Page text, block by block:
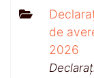
de
2026